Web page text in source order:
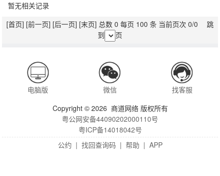
暂无相关记录
[首页] [前一页] [后一页] [末页] 总数 0 每页 100 条 当前页次 0/0 跳
到
页
电脑版 微信
找客服
Copyright © 2026 商道网络 版权所有
粤公网安备44090202000110号
粤ICP备14018042号
公约 | 找回查询码 | 帮助 | APP